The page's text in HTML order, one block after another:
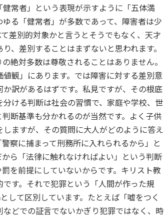
常者」という表現が示すように「五体満
る「健常者」が多数であって、障害者は少
差別的対象かと言うとそうでもなく、天才
、差別することはまずないと思われます。
絶対多数は尊敬されることはありません。
観」にあります。では障害に対する差別意
訳があるはずです。私見ですが、その根底
ける判断は社会の習慣で、家庭や学校、世
断基準も分かれるのが当然です。よく子供
ますが、その質問に大人がどのように答え
察に捕まって刑務所に入れられるから」と
ら「法律に触れなければよい」という判断
を前提にしていないからです。キリスト教
す。それで犯罪という「人間が作った規
して区別しています。たとえば「嘘をつく
どでの証言でないかぎり犯罪ではなく、時